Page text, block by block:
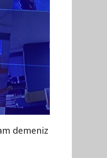
demeniz